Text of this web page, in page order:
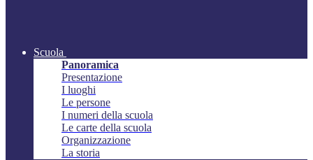
Scuola
Panoramica
Presentazione
I luoghi
Le persone
I numeri della scuola
Le carte della scuola
Organizzazione
La storia